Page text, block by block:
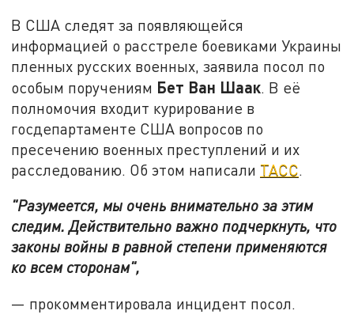
В США следят за появляющейся
информацией о расстреле боевиками Украины
пленных русских военных, заявила посол по
особым поручениям Бет Ван Шаак. В её
полномочия входит курирование в
госдепартаменте США вопросов по
пресечению военных преступлений и их
расследованию. Об этом написали ТАСС.
"Разумеется, мы очень внимательно за этим
следим. Действительно важно подчеркнуть, что
законы войны в равной степени применяются
ко всем сторонам",
— прокомментировала инцидент посол.